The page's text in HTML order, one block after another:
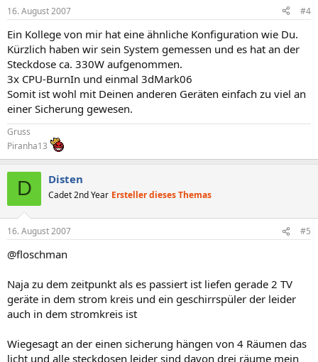
16. August 2007 #4
Ein Kollege von mir hat eine ähnliche Konfiguration wie Du.
Kürzlich haben wir sein System gemessen und es hat an der
Steckdose ca. 330W aufgenommen.
3x CPU-BurnIn und einmal 3dMark06
Somit ist wohl mit Deinen anderen Geräten einfach zu viel an
einer Sicherung gewesen.
Gruss
Piranha13
D Disten
Cadet 2nd Year Ersteller dieses Themas
16. August 2007 #5
@floschman
Naja zu dem zeitpunkt als es passiert ist liefen gerade 2 TV
geräte in dem strom kreis und ein geschirrspüler der leider
auch in dem stromkreis ist
Wiegesagt an der einen sicherung hängen von 4 Räumen das
licht und alle steckdosen leider sind davon drei räume mein